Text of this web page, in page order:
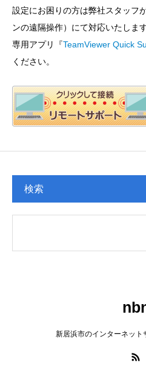
設定にお困りの方は弊社スタッフ
ンの遠隔操作）にて対応いたします
専用アプリ『TeamViewer Quick
ください。
検索
新居浜市のインターネット